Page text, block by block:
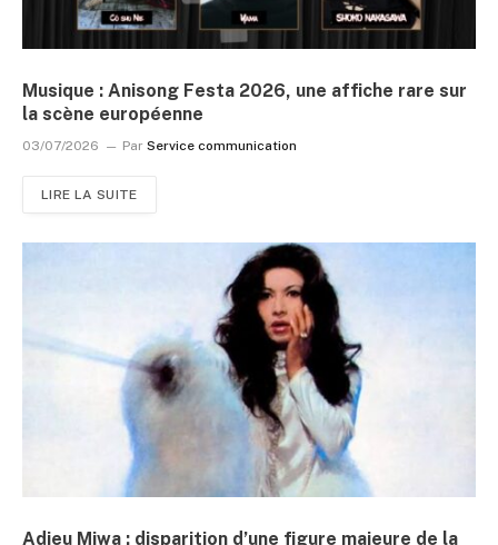
Musique : Anisong Festa 2026, une affiche rare sur
la scène européenne
03/07/2026 Par Service communication
LIRE LA SUITE
Adieu Miwa : disparition d’une figure majeure de la